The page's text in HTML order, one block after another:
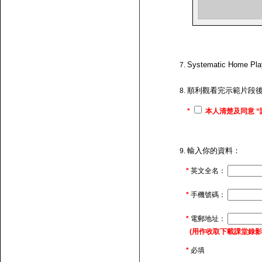
Systematic Home
順利觀看完示範片段
* 本人清楚及同意
輸入你的資料：
* 英文全名：
* 手機號碼：
* 電郵地址：
(用作收取下載課堂錄
* 必填